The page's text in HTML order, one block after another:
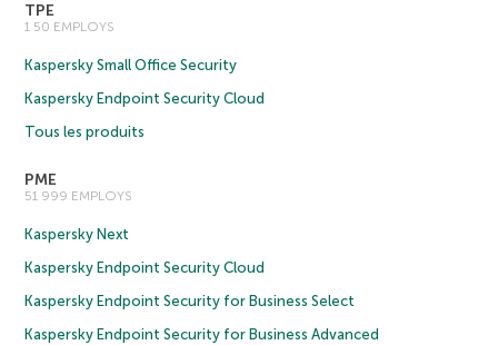
TPE
1 50 EMPLOYS
Kaspersky Small Office Security
Kaspersky Endpoint Security Cloud
Tous les produits
PME
51 999 EMPLOYS
Kaspersky Next
Kaspersky Endpoint Security Cloud
Kaspersky Endpoint Security for Business Select
Kaspersky Endpoint Security for Business Advanced